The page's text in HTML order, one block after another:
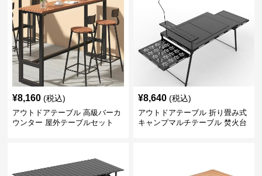
¥8,160 (税込)
アウトドアテーブル 高級バーカ
ウンター 屋外テーブルセット
¥8,640 (税込)
アウトドアテーブル 折り畳み式
キャンプマルチテーブル 焚火台